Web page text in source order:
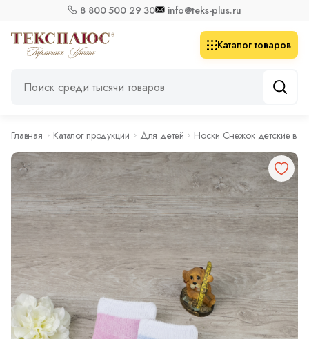
8 800 500 29 30 info@teks-plus.ru
Каталог товаров
Главная Каталог продукции Для детей Носки Снежок детские в